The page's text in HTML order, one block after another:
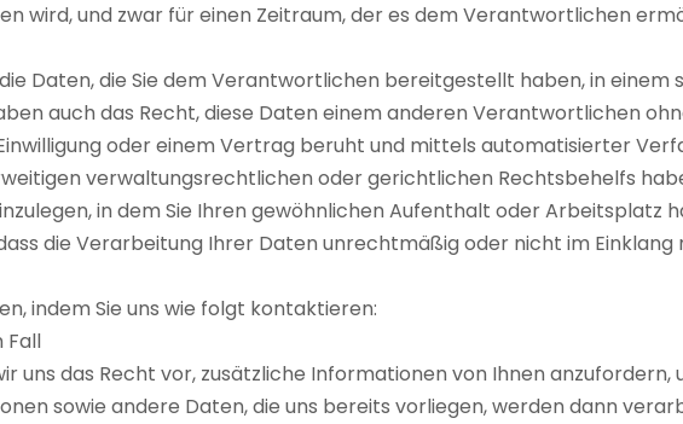
wird, und zwar für einen Zeitraum, der es dem Verantwortlichen
Daten, die Sie dem Verantwortlichen bereitgestellt haben, in einem
auch das Recht, diese Daten einem anderen Verantwortlichen
oder einem Vertrag beruht und mittels automatisierter
verwaltungsrechtlichen oder gerichtlichen Rechtsbehelfs
in dem Sie Ihren gewöhnlichen Aufenthalt oder Arbeitsplatz
die Verarbeitung Ihrer Daten unrechtmäßig oder nicht im
indem Sie uns wie folgt kontaktieren:
Fall
uns das Recht vor, zusätzliche Informationen von Ihnen
sowie andere Daten, die uns bereits vorliegen, werden dann